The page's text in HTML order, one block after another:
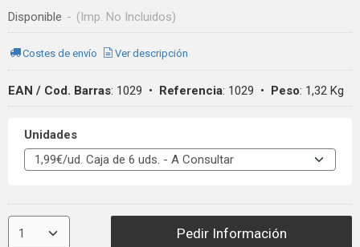
Disponible - (Imp. No Incluidos)
Costes de envío Ver descripción
EAN / Cod. Barras: 1029 • Referencia: 1029 • Peso: 1,32 Kg
Unidades
Pedir Información